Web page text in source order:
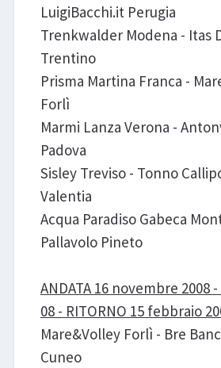
LuigiBacchi.it Perugia
Trenkwalder Modena - Itas
Trentino
Prisma Martina Franca -
Forlì
Marmi Lanza Verona -
Padova
Sisley Treviso - Tonno
Valentia
Acqua Paradiso Gabeca
Pallavolo Pineto
ANDATA 16 novembre 2008 -
08 - RITORNO 15 febbraio
Mare&Volley Forlì - Bre
Cuneo